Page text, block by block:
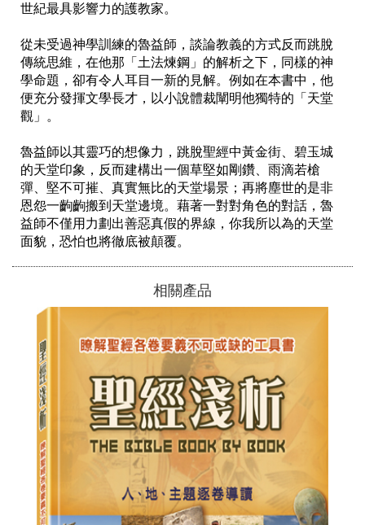
世紀最具影響力的護教家。
從未受過神學訓練的魯益師，談論教義的方式反而跳脫
傳統思維，在他那「土法煉鋼」的解析之下，同樣的神
學命題，卻有令人耳目一新的見解。例如在本書中，他
便充分發揮文學長才，以小說體裁闡明他獨特的「天堂
觀」。
魯益師以其靈巧的想像力，跳脫聖經中黃金街、碧玉城
的天堂印象，反而建構出一個草堅如剛鑽、雨滴若槍
彈、堅不可摧、真實無比的天堂場景；再將塵世的是非
恩怨一齣齣搬到天堂邊境。藉著一對對角色的對話，魯
益師不僅用力劃出善惡真假的界線，你我所以為的天堂
相關產品